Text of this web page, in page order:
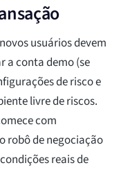
usuários devem
a conta demo (se
de risco e
livre de riscos.
com
robô de negociação
reais de